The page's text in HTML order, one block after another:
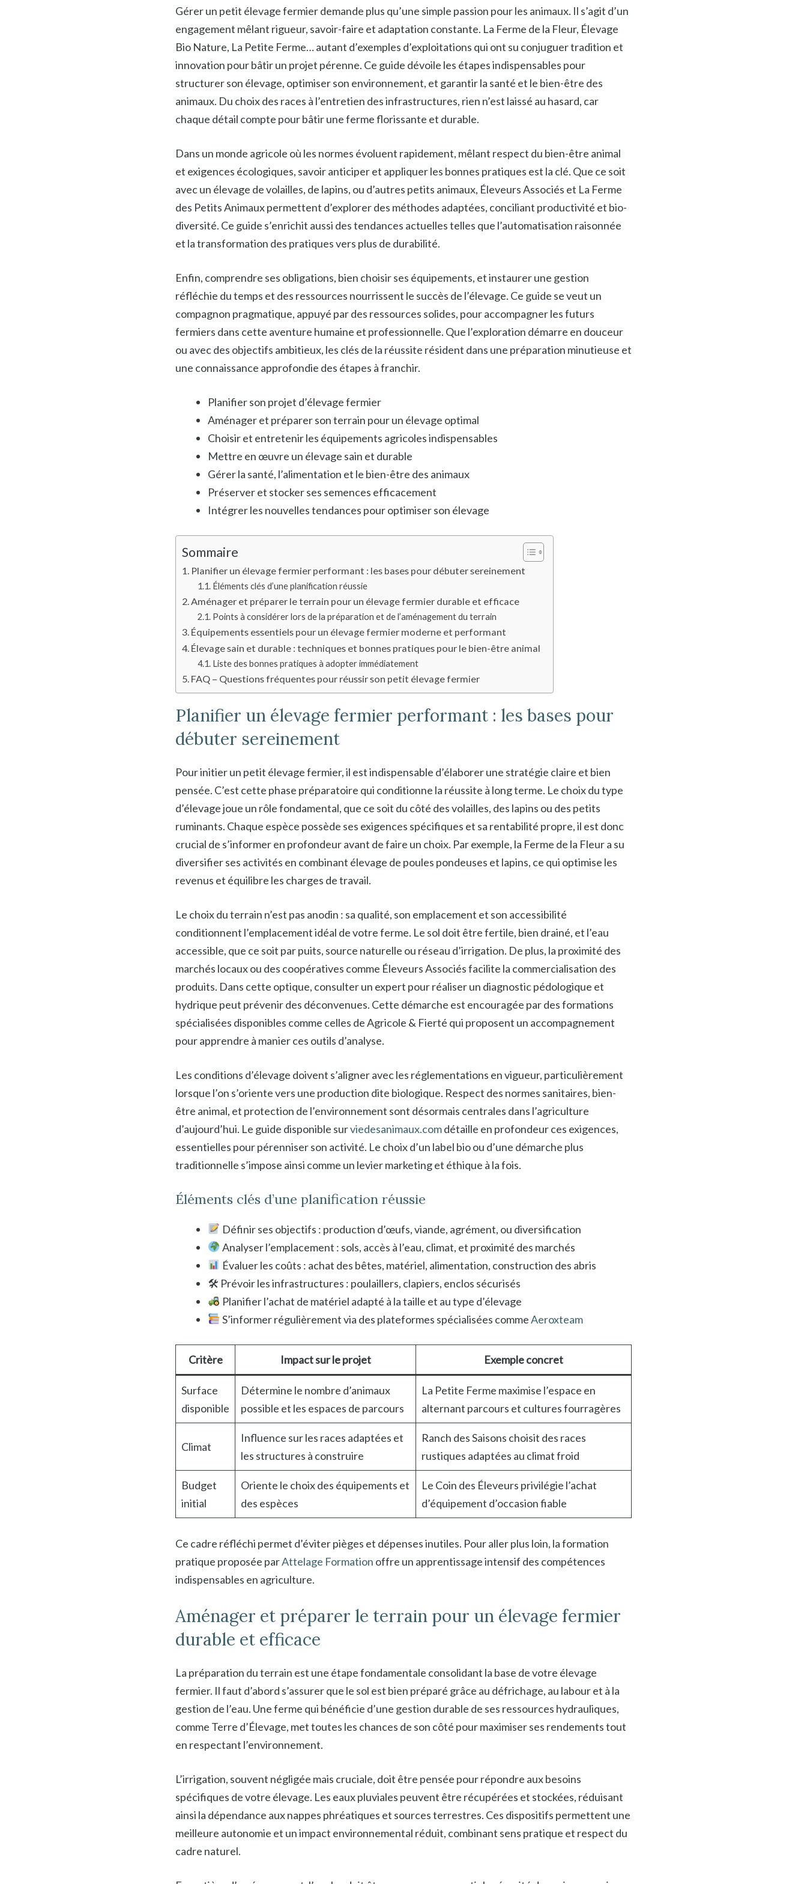
Gérer un petit élevage fermier demande plus qu’une simple passion pour les animaux. Il s’agit d’un
engagement mêlant rigueur, savoir-faire et adaptation constante. La Ferme de la Fleur, Élevage
Bio Nature, La Petite Ferme… autant d’exemples d’exploitations qui ont su conjuguer tradition et
innovation pour bâtir un projet pérenne. Ce guide dévoile les étapes indispensables pour
structurer son élevage, optimiser son environnement, et garantir la santé et le bien-être des
animaux. Du choix des races à l’entretien des infrastructures, rien n’est laissé au hasard, car
chaque détail compte pour bâtir une ferme florissante et durable.
Dans un monde agricole où les normes évoluent rapidement, mêlant respect du bien-être animal
et exigences écologiques, savoir anticiper et appliquer les bonnes pratiques est la clé. Que ce soit
avec un élevage de volailles, de lapins, ou d’autres petits animaux, Éleveurs Associés et La Ferme
des Petits Animaux permettent d’explorer des méthodes adaptées, conciliant productivité et bio-
diversité. Ce guide s’enrichit aussi des tendances actuelles telles que l’automatisation raisonnée
et la transformation des pratiques vers plus de durabilité.
Enfin, comprendre ses obligations, bien choisir ses équipements, et instaurer une gestion
réfléchie du temps et des ressources nourrissent le succès de l’élevage. Ce guide se veut un
compagnon pragmatique, appuyé par des ressources solides, pour accompagner les futurs
fermiers dans cette aventure humaine et professionnelle. Que l’exploration démarre en douceur
ou avec des objectifs ambitieux, les clés de la réussite résident dans une préparation minutieuse et
une connaissance approfondie des étapes à franchir.
Planifier son projet d’élevage fermier
Aménager et préparer son terrain pour un élevage optimal
Choisir et entretenir les équipements agricoles indispensables
Mettre en œuvre un élevage sain et durable
Gérer la santé, l’alimentation et le bien-être des animaux
Préserver et stocker ses semences efficacement
Intégrer les nouvelles tendances pour optimiser son élevage
Sommaire
Planifier un élevage fermier performant : les bases pour débuter sereinement
Éléments clés d’une planification réussie
Aménager et préparer le terrain pour un élevage fermier durable et efficace
Points à considérer lors de la préparation et de l’aménagement du terrain
Équipements essentiels pour un élevage fermier moderne et performant
Élevage sain et durable : techniques et bonnes pratiques pour le bien-être animal
Liste des bonnes pratiques à adopter immédiatement
FAQ – Questions fréquentes pour réussir son petit élevage fermier
Planifier un élevage fermier performant : les bases pour
débuter sereinement
Pour initier un petit élevage fermier, il est indispensable d’élaborer une stratégie claire et bien
pensée. C’est cette phase préparatoire qui conditionne la réussite à long terme. Le choix du type
d’élevage joue un rôle fondamental, que ce soit du côté des volailles, des lapins ou des petits
ruminants. Chaque espèce possède ses exigences spécifiques et sa rentabilité propre, il est donc
crucial de s’informer en profondeur avant de faire un choix. Par exemple, la Ferme de la Fleur a su
diversifier ses activités en combinant élevage de poules pondeuses et lapins, ce qui optimise les
revenus et équilibre les charges de travail.
Le choix du terrain n’est pas anodin : sa qualité, son emplacement et son accessibilité
conditionnent l’emplacement idéal de votre ferme. Le sol doit être fertile, bien drainé, et l’eau
accessible, que ce soit par puits, source naturelle ou réseau d’irrigation. De plus, la proximité des
marchés locaux ou des coopératives comme Éleveurs Associés facilite la commercialisation des
produits. Dans cette optique, consulter un expert pour réaliser un diagnostic pédologique et
hydrique peut prévenir des déconvenues. Cette démarche est encouragée par des formations
spécialisées disponibles comme celles de Agricole & Fierté qui proposent un accompagnement
pour apprendre à manier ces outils d’analyse.
Les conditions d’élevage doivent s’aligner avec les réglementations en vigueur, particulièrement
lorsque l’on s’oriente vers une production dite biologique. Respect des normes sanitaires, bien-
être animal, et protection de l’environnement sont désormais centrales dans l’agriculture
d’aujourd’hui. Le guide disponible surviedesanimaux.comdétaille en profondeur ces exigences,
essentielles pour pérenniser son activité. Le choix d’un label bio ou d’une démarche plus
traditionnelle s’impose ainsi comme un levier marketing et éthique à la fois.
Éléments clés d’une planification réussie
Définir ses objectifs : production d’œufs, viande, agrément, ou diversification
Analyser l’emplacement : sols, accès à l’eau, climat, et proximité des marchés
Évaluer les coûts : achat des bêtes, matériel, alimentation, construction des abris
🛠 Prévoir les infrastructures : poulaillers, clapiers, enclos sécurisés
Planifier l’achat de matériel adapté à la taille et au type d’élevage
S’informer régulièrement via des plateformes spécialisées commeAeroxteam
Critère Impact sur le projet Exemple concret
Surface
disponible
Détermine le nombre d’animaux
possible et les espaces de parcours
La Petite Ferme maximise l’espace en
alternant parcours et cultures fourragères
Climat
Influence sur les races adaptées et
les structures à construire
Ranch des Saisons choisit des races
rustiques adaptées au climat froid
Budget
initial
Oriente le choix des équipements et
des espèces
Le Coin des Éleveurs privilégie l’achat
d’équipement d’occasion fiable
Ce cadre réfléchi permet d’éviter pièges et dépenses inutiles. Pour aller plus loin, la formation
pratique proposée parAttelage Formation offre un apprentissage intensif des compétences
indispensables en agriculture.
Aménager et préparer le terrain pour un élevage fermier
durable et efficace
La préparation du terrain est une étape fondamentale consolidant la base de votre élevage
fermier. Il faut d’abord s’assurer que le sol est bien préparé grâce au défrichage, au labour et à la
gestion de l’eau. Une ferme qui bénéficie d’une gestion durable de ses ressources hydrauliques,
comme Terre d’Élevage, met toutes les chances de son côté pour maximiser ses rendements tout
en respectant l’environnement.
L’irrigation, souvent négligée mais cruciale, doit être pensée pour répondre aux besoins
spécifiques de votre élevage. Les eaux pluviales peuvent être récupérées et stockées, réduisant
ainsi la dépendance aux nappes phréatiques et sources terrestres. Ces dispositifs permettent une
meilleure autonomie et un impact environnemental réduit, combinant sens pratique et respect du
cadre naturel.